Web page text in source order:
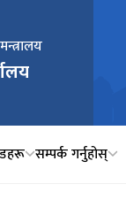
सम्पर्क गर्नुहोस्